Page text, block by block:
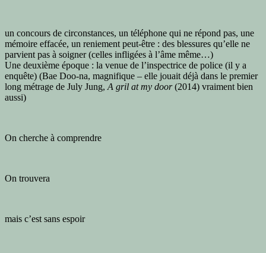
un concours de circonstances, un téléphone qui ne répond pas, une
mémoire effacée, un reniement peut-être : des blessures qu’elle ne
parvient pas à soigner (celles infligées à l’âme même…)
Une deuxième époque : la venue de l’inspectrice de police (il y a
enquête) (Bae Doo-na, magnifique – elle jouait déjà dans le premier
long métrage de July Jung, A gril at my door(2014) vraiment bien
aussi)
On cherche à comprendre
On trouvera
mais c’est sans espoir